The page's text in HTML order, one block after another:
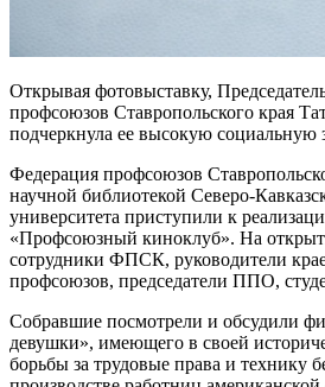
Открывая фотовыставку,
профсоюзов Ставропольского края
подчеркнула ее высокую социальную
Федерация профсоюзов
научной библиотекой Северо-
университета приступили к
«Профсоюзный киноклуб». На
сотрудники ФПСК, руководители
профсоюзов, председатели ППО,
Собравшие посмотрели и обсудили
девушки», имеющего в своей
борьбы за трудовые права и технику